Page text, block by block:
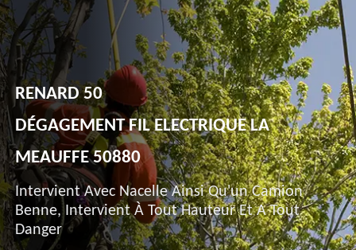
RENARD 50
DÉGAGEMENT FIL ELECTRIQUE LA
MEAUFFE 50880
Intervient Avec Nacelle Ainsi Qu'un Camion
Benne, Intervient À Tout Hauteur Et A Tout
Danger